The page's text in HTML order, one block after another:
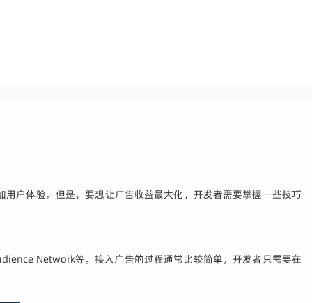
户体验。但是，要想让广告收益最大化，开发者需要掌握一些技巧
Network等。接入广告的过程通常比较简单，开发者只需要在